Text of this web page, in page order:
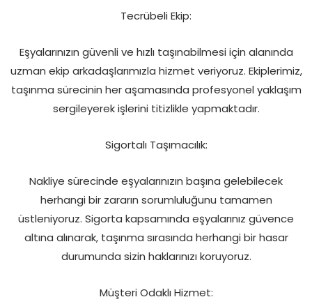
Tecrübeli Ekip:
Eşyalarınızın güvenli ve hızlı taşınabilmesi için alanında
uzman ekip arkadaşlarımızla hizmet veriyoruz. Ekiplerimiz,
taşınma sürecinin her aşamasında profesyonel yaklaşım
sergileyerek işlerini titizlikle yapmaktadır.
Sigortalı Taşımacılık:
Nakliye sürecinde eşyalarınızın başına gelebilecek
herhangi bir zararın sorumluluğunu tamamen
üstleniyoruz. Sigorta kapsamında eşyalarınız güvence
altına alınarak, taşınma sırasında herhangi bir hasar
durumunda sizin haklarınızı koruyoruz.
Müşteri Odaklı Hizmet: